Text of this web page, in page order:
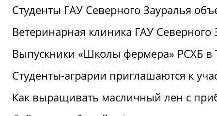
Студенты ГАУ Северного Зауралья
Ветеринарная клиника ГАУ Северного
Выпускники «Школы фермера» РСХБ
Студенты-аграрии приглашаются к
Как выращивать масличный лен с